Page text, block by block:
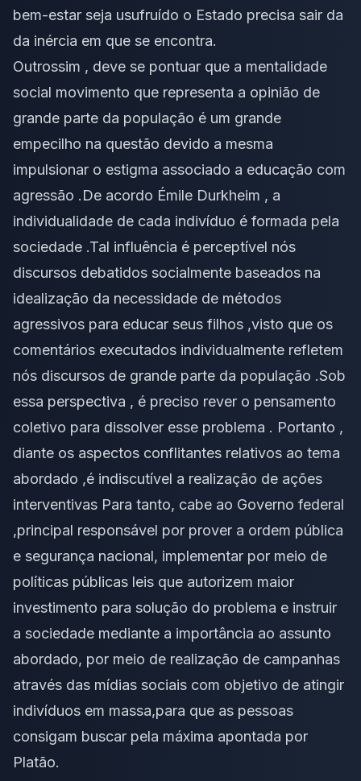
bem-estar seja usufruído o Estado precisa sair da
da inércia em que se encontra.
Outrossim , deve se pontuar que a mentalidade
social movimento que representa a opinião de
grande parte da população é um grande
empecilho na questão devido a mesma
impulsionar o estigma associado a educação com
agressão .De acordo Émile Durkheim , a
individualidade de cada indivíduo é formada pela
sociedade .Tal influência é perceptível nós
discursos debatidos socialmente baseados na
idealização da necessidade de métodos
agressivos para educar seus filhos ,visto que os
comentários executados individualmente refletem
nós discursos de grande parte da população .Sob
essa perspectiva , é preciso rever o pensamento
coletivo para dissolver esse problema . Portanto ,
diante os aspectos conflitantes relativos ao tema
abordado ,é indiscutível a realização de ações
interventivas Para tanto, cabe ao Governo federal
,principal responsável por prover a ordem pública
e segurança nacional, implementar por meio de
políticas públicas leis que autorizem maior
investimento para solução do problema e instruir
a sociedade mediante a importância ao assunto
abordado, por meio de realização de campanhas
através das mídias sociais com objetivo de atingir
indivíduos em massa,para que as pessoas
consigam buscar pela máxima apontada por
Platão.